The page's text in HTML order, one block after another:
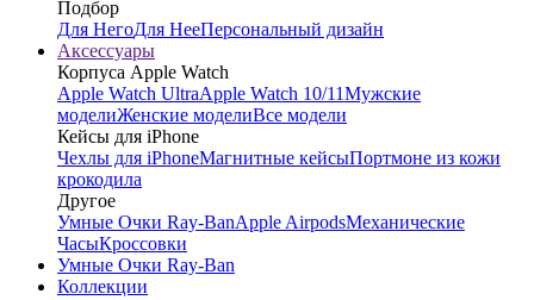
Подбор
Для НегоДля НееПерсональный дизайн
Аксессуары
Корпуса Apple Watch
Apple Watch UltraApple Watch 10/11Мужские
моделиЖенские моделиВсе модели
Кейсы для iPhone
Чехлы для iPhoneМагнитные кейсыПортмоне из кожи
крокодила
Другое
Умные Очки Ray-BanApple AirpodsМеханические
ЧасыКроссовки
Умные Очки Ray-Ban
Коллекции